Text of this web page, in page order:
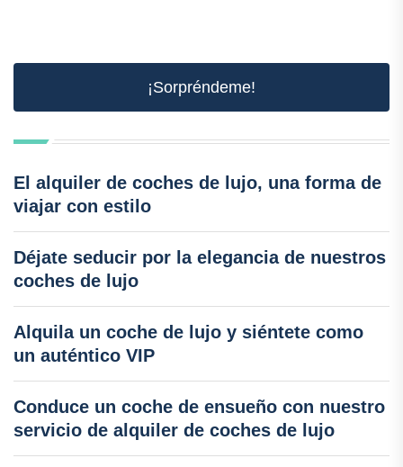
¡Sorpréndeme!
El alquiler de coches de lujo, una forma de
viajar con estilo
Déjate seducir por la elegancia de nuestros
coches de lujo
Alquila un coche de lujo y siéntete como
un auténtico VIP
Conduce un coche de ensueño con nuestro
servicio de alquiler de coches de lujo